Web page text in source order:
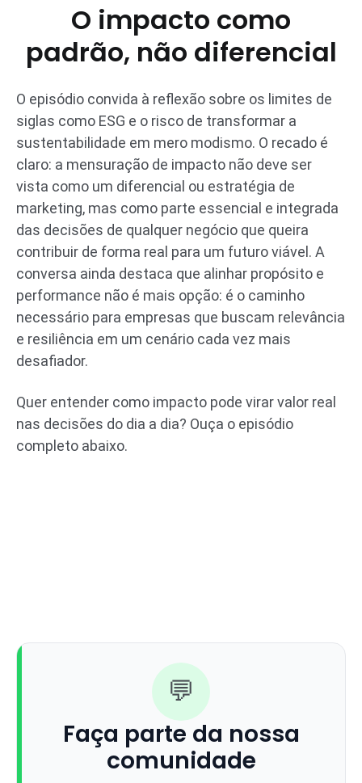
O impacto como
padrão, não diferencial
O episódio convida à reflexão sobre os limites de
siglas como ESG e o risco de transformar a
sustentabilidade em mero modismo. O recado é
claro: a mensuração de impacto não deve ser
vista como um diferencial ou estratégia de
marketing, mas como parte essencial e integrada
das decisões de qualquer negócio que queira
contribuir de forma real para um futuro viável. A
conversa ainda destaca que alinhar propósito e
performance não é mais opção: é o caminho
necessário para empresas que buscam relevância
e resiliência em um cenário cada vez mais
desafiador.
Quer entender como impacto pode virar valor real
nas decisões do dia a dia? Ouça o episódio
completo abaixo.
💬
Faça parte da nossa
comunidade